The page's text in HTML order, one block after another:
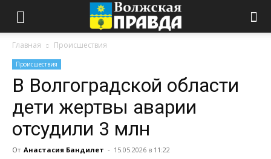
Главная Происшествия
Происшествия
В Волгоградской области
дети жертвы аварии
отсудили 3 млн
От Анастасия Бандилет - 15.05.2026 в 11:22